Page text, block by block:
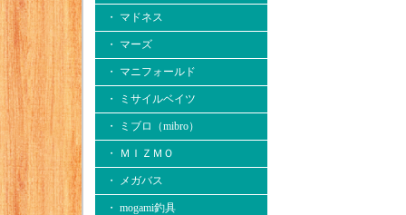
・ マドネス
・ マーズ
・ マニフォールド
・ ミサイルベイツ
・ ミブロ（mibro）
・ ＭＩＺＭＯ
・ メガバス
・ mogami釣具